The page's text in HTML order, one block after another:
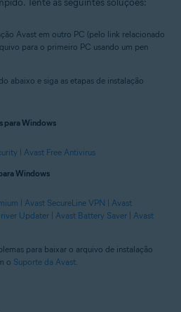
Avast em outro PC (pelo link relacionado
para o primeiro PC usando um pen
abaixo e siga as etapas de instalação
para Windows
| Avast Free Antivirus
Windows
| Avast SecureLine VPN | Avast
Updater | Avast Battery Saver | Avast
para baixar o arquivo de instalação
o Suporte da Avast